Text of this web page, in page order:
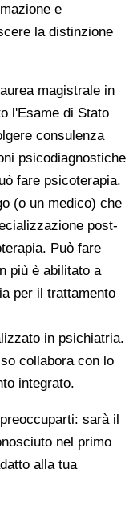
e
la distinzione
magistrale in
l'Esame di Stato
consulenza
psicodiagnostiche
fare psicoterapia.
(o un medico) che
post-
Può fare
più è abilitato a
per il trattamento
in psichiatria.
collabora con lo
integrato.
sarà il
nel primo
alla tua